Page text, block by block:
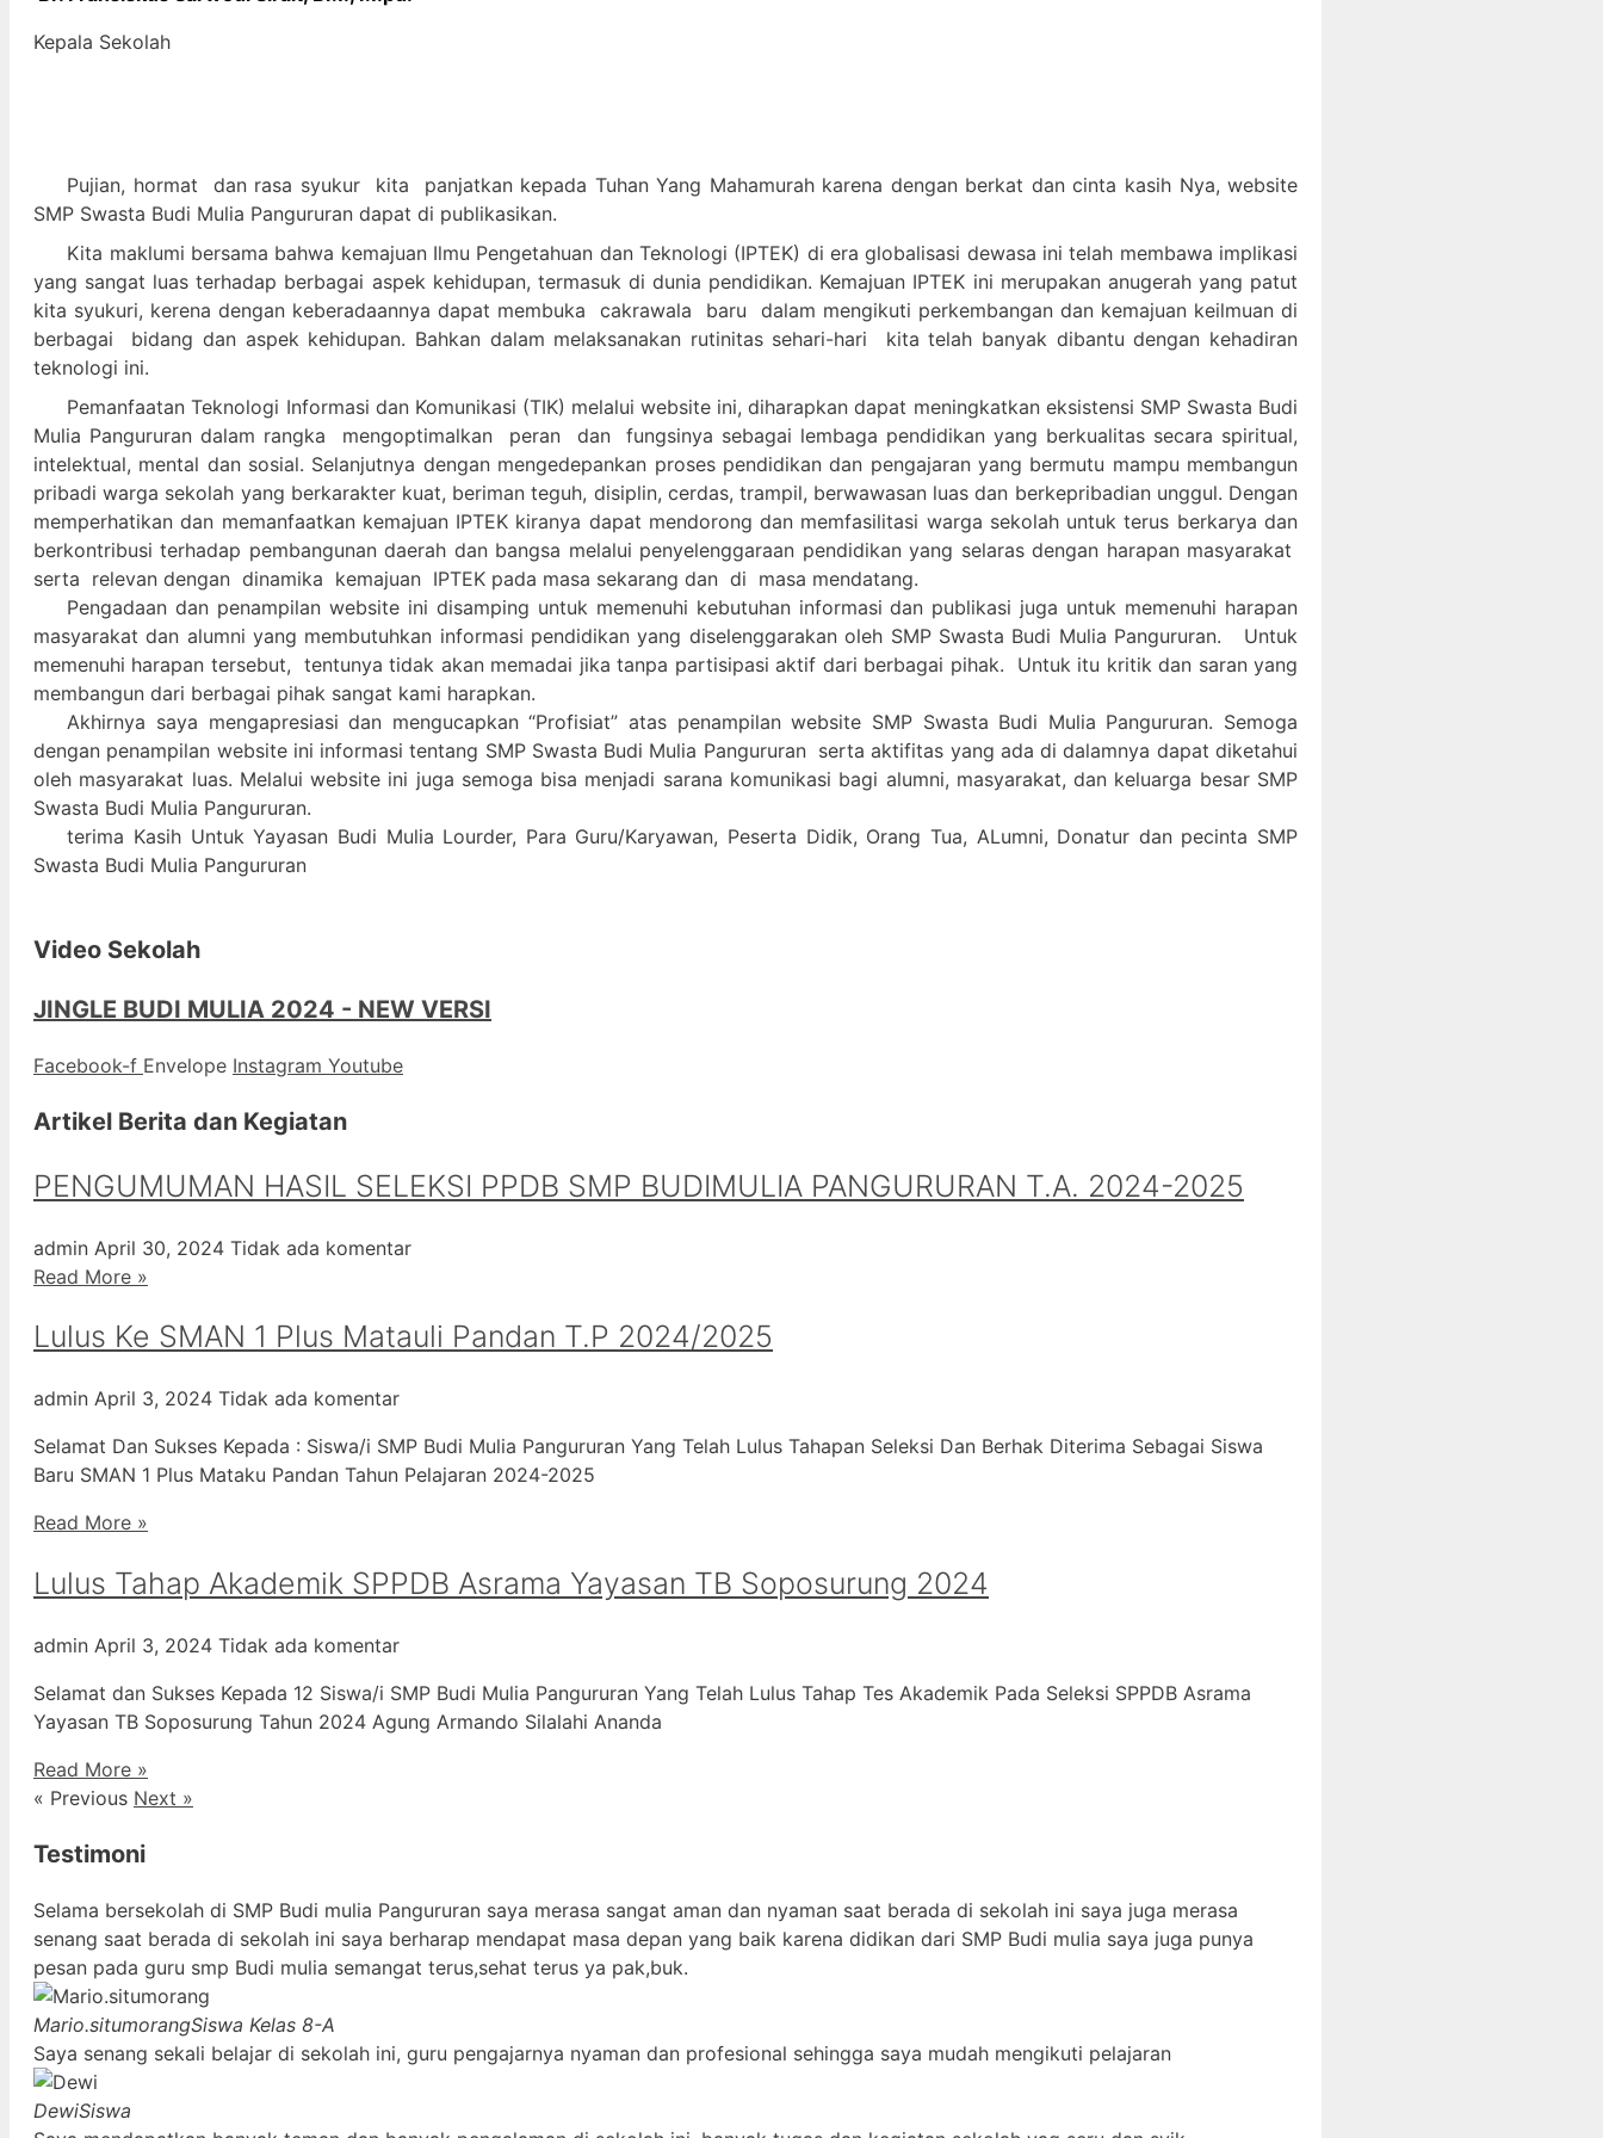
Kepala Sekolah
Pujian, hormat dan rasa syukur kita panjatkan kepada Tuhan Yang Mahamurah karena dengan berkat dan cinta kasih Nya, website
SMP Swasta Budi Mulia Pangururan dapat di publikasikan.
Kita maklumi bersama bahwa kemajuan Ilmu Pengetahuan dan Teknologi (IPTEK) di era globalisasi dewasa ini telah membawa implikasi
yang sangat luas terhadap berbagai aspek kehidupan, termasuk di dunia pendidikan. Kemajuan IPTEK ini merupakan anugerah yang patut
kita syukuri, kerena dengan keberadaannya dapat membuka cakrawala baru dalam mengikuti perkembangan dan kemajuan keilmuan di
berbagai bidang dan aspek kehidupan. Bahkan dalam melaksanakan rutinitas sehari-hari kita telah banyak dibantu dengan kehadiran
teknologi ini.
Pemanfaatan Teknologi Informasi dan Komunikasi (TIK) melalui website ini, diharapkan dapat meningkatkan eksistensi SMP Swasta Budi
Mulia Pangururan dalam rangka mengoptimalkan peran dan fungsinya sebagai lembaga pendidikan yang berkualitas secara spiritual,
intelektual, mental dan sosial. Selanjutnya dengan mengedepankan proses pendidikan dan pengajaran yang bermutu mampu membangun
pribadi warga sekolah yang berkarakter kuat, beriman teguh, disiplin, cerdas, trampil, berwawasan luas dan berkepribadian unggul. Dengan
memperhatikan dan memanfaatkan kemajuan IPTEK kiranya dapat mendorong dan memfasilitasi warga sekolah untuk terus berkarya dan
berkontribusi terhadap pembangunan daerah dan bangsa melalui penyelenggaraan pendidikan yang selaras dengan harapan masyarakat
serta relevan dengan dinamika kemajuan IPTEK pada masa sekarang dan di masa mendatang.
Pengadaan dan penampilan website ini disamping untuk memenuhi kebutuhan informasi dan publikasi juga untuk memenuhi harapan
masyarakat dan alumni yang membutuhkan informasi pendidikan yang diselenggarakan oleh SMP Swasta Budi Mulia Pangururan. Untuk
memenuhi harapan tersebut, tentunya tidak akan memadai jika tanpa partisipasi aktif dari berbagai pihak. Untuk itu kritik dan saran yang
membangun dari berbagai pihak sangat kami harapkan.
Akhirnya saya mengapresiasi dan mengucapkan “Profisiat” atas penampilan website SMP Swasta Budi Mulia Pangururan. Semoga
dengan penampilan website ini informasi tentang SMP Swasta Budi Mulia Pangururan serta aktifitas yang ada di dalamnya dapat diketahui
oleh masyarakat luas. Melalui website ini juga semoga bisa menjadi sarana komunikasi bagi alumni, masyarakat, dan keluarga besar SMP
Swasta Budi Mulia Pangururan.
terima Kasih Untuk Yayasan Budi Mulia Lourder, Para Guru/Karyawan, Peserta Didik, Orang Tua, ALumni, Donatur dan pecinta SMP
Swasta Budi Mulia Pangururan
Video Sekolah
JINGLE BUDI MULIA 2024 - NEW VERSI
Facebook-f Envelope Instagram Youtube
Artikel Berita dan Kegiatan
PENGUMUMAN HASIL SELEKSI PPDB SMP BUDIMULIA PANGURURAN T.A. 2024-2025
admin April 30, 2024 Tidak ada komentar
Read More »
Lulus Ke SMAN 1 Plus Matauli Pandan T.P 2024/2025
admin April 3, 2024 Tidak ada komentar
Selamat Dan Sukses Kepada : Siswa/i SMP Budi Mulia Pangururan Yang Telah Lulus Tahapan Seleksi Dan Berhak Diterima Sebagai Siswa
Baru SMAN 1 Plus Mataku Pandan Tahun Pelajaran 2024-2025
Read More »
Lulus Tahap Akademik SPPDB Asrama Yayasan TB Soposurung 2024
admin April 3, 2024 Tidak ada komentar
Selamat dan Sukses Kepada 12 Siswa/i SMP Budi Mulia Pangururan Yang Telah Lulus Tahap Tes Akademik Pada Seleksi SPPDB Asrama
Yayasan TB Soposurung Tahun 2024 Agung Armando Silalahi ⁠Ananda
Read More »
« Previous Next »
Testimoni
Selama bersekolah di SMP Budi mulia Pangururan saya merasa sangat aman dan nyaman saat berada di sekolah ini saya juga merasa
senang saat berada di sekolah ini saya berharap mendapat masa depan yang baik karena didikan dari SMP Budi mulia saya juga punya
pesan pada guru smp Budi mulia semangat terus,sehat terus ya pak,buk.
Mario.situmorangSiswa Kelas 8-A
Saya senang sekali belajar di sekolah ini, guru pengajarnya nyaman dan profesional sehingga saya mudah mengikuti pelajaran
DewiSiswa